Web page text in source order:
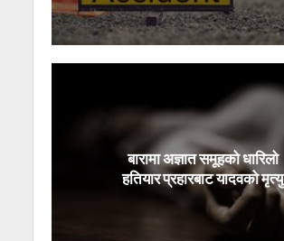
बारामा अज्ञात समूहको धारिलो
हतियार प्रहारबाट यादवको मृत्यु